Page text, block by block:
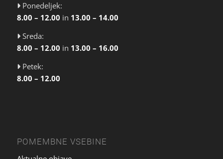
Ponedeljek:
8.00 – 12.00 in 13.00 – 14.00
Sreda:
8.00 – 12.00 in 13.00 – 16.00
Petek:
8.00 – 12.00
POMEMBNE VSEBINE